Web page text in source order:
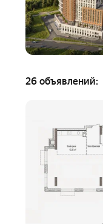
26 объявлений: